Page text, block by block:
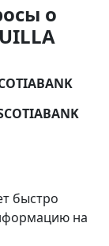
о
быстро
на